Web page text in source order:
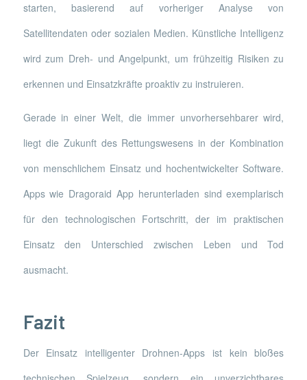
starten, basierend auf vorheriger Analyse von
Satellitendaten oder sozialen Medien. Künstliche Intelligenz
wird zum Dreh- und Angelpunkt, um frühzeitig Risiken zu
erkennen und Einsatzkräfte proaktiv zu instruieren.
Gerade in einer Welt, die immer unvorhersehbarer wird,
liegt die Zukunft des Rettungswesens in der Kombination
von menschlichem Einsatz und hochentwickelter Software.
Apps wie Dragoraid App herunterladen sind exemplarisch
für den technologischen Fortschritt, der im praktischen
Einsatz den Unterschied zwischen Leben und Tod
ausmacht.
Fazit
Der Einsatz intelligenter Drohnen-Apps ist kein bloßes